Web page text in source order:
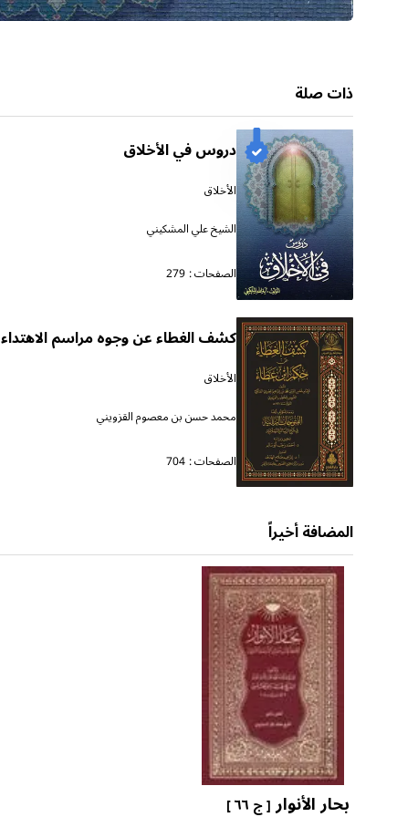
ذات صلة
دروس في الأخلاق
الأخلاق
الشيخ علي المشكيني
الصفحات : 279
كشف الغطاء عن وجوه مراسم الاهتداء
الأخلاق
محمد حسن بن معصوم القزويني
الصفحات : 704
المضافة أخيراً
بحار الأنوار[ ج ٦٦ ]